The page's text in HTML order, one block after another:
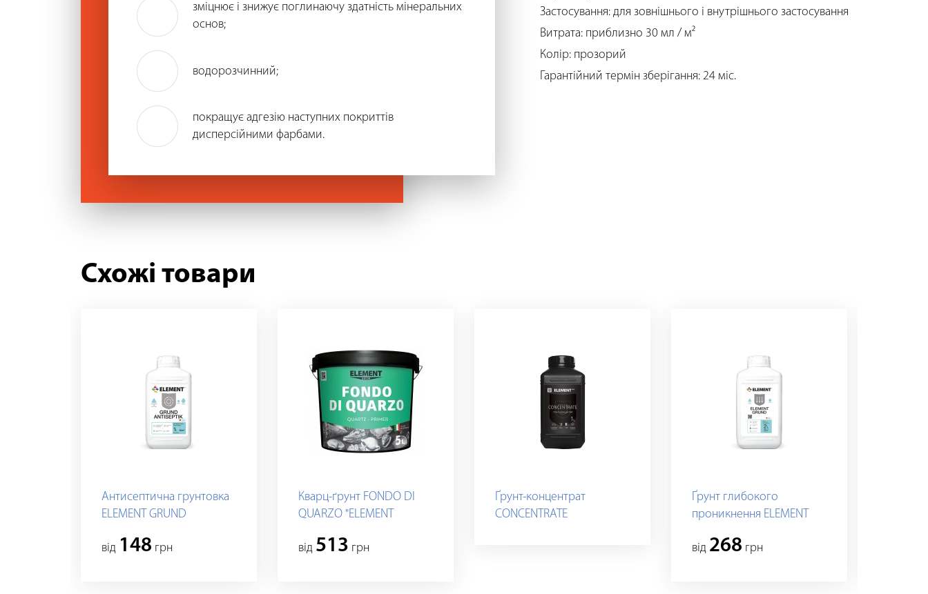
зміцнює і знижує поглинаючу здатність мінеральних
основ;
водорозчинний;
покращує адгезію наступних покриттів
дисперсійними фарбами.
Застосування: для зовнішнього і внутрішнього застосування
Витрата: приблизно 30 мл / м²
Колір: прозорий
Гарантійний термін зберігання: 24 міс.
Схожі товари
Антисептична грунтовка
ELEMENT GRUND
вiд 148 грн
Кварц-ґрунт FONDO DI
QUARZO "ELEMENT
вiд 513 грн
Ґрунт-концентрат
CONCENTRATE
Ґрунт глибокого
проникнення ELEMENT
вiд 268 грн